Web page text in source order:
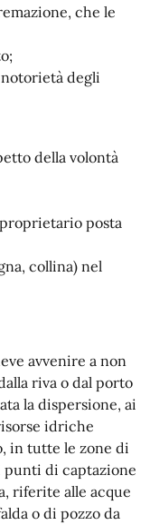
che le
degli
della volontà
posta
collina) nel
avvenire a non
riva o dal porto
la dispersione, ai
idriche
in tutte le zone di
di captazione
riferite alle acque
o di pozzo da